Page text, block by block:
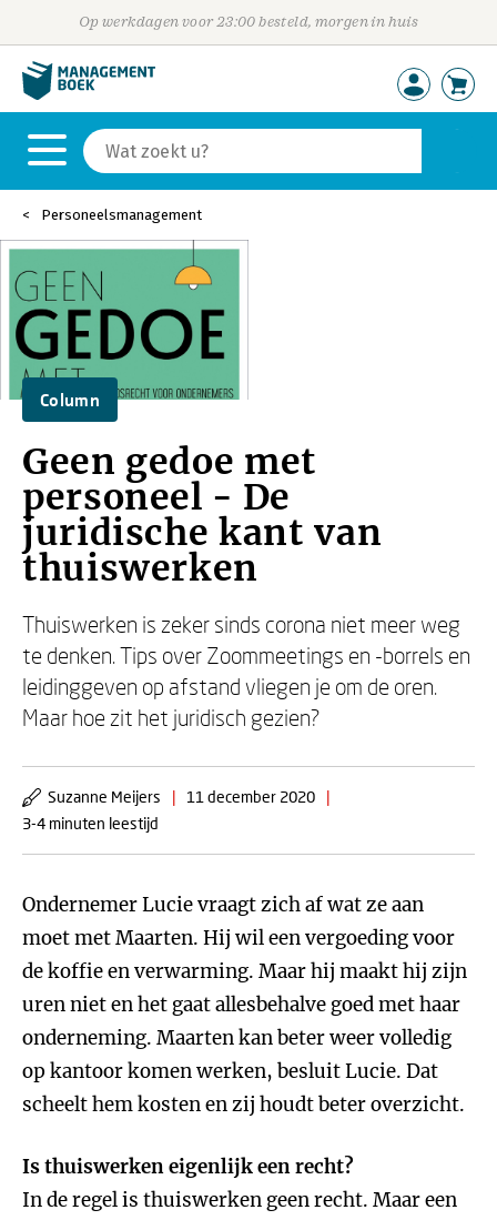
Op werkdagen voor 23:00 besteld, morgen in huis
Personeelsmanagement
Column
Geen gedoe met
personeel - De
juridische kant van
thuiswerken
Thuiswerken is zeker sinds corona niet meer weg
te denken. Tips over Zoommeetings en -borrels en
leidinggeven op afstand vliegen je om de oren.
Maar hoe zit het juridisch gezien?
Suzanne Meijers | 11 december 2020
|
3-4 minuten leestijd
Ondernemer Lucie vraagt zich af wat ze aan
moet met Maarten. Hij wil een vergoeding voor
de koffie en verwarming. Maar hij maakt hij zijn
uren niet en het gaat allesbehalve goed met haar
onderneming. Maarten kan beter weer volledig
op kantoor komen werken, besluit Lucie. Dat
scheelt hem kosten en zij houdt beter overzicht.
Is thuiswerken eigenlijk een recht?
In de regel is thuiswerken geen recht. Maar een